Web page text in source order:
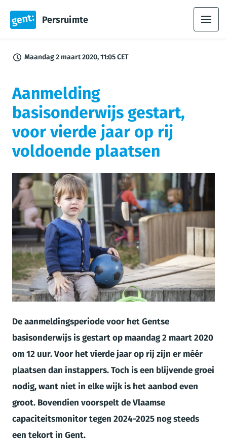
Persruimte
Maandag 2 maart 2020, 11:05 CET
Aanmelding
basisonderwijs gestart,
voor vierde jaar op rij
voldoende plaatsen
JPG
De aanmeldingsperiode voor het Gentse
basisonderwijs is gestart op maandag 2 maart 2020
om 12 uur. Voor het vierde jaar op rij zijn er méér
plaatsen dan instappers. Toch is een blijvende groei
nodig, want niet in elke wijk is het aanbod even
groot. Bovendien voorspelt de Vlaamse
capaciteitsmonitor tegen 2024-2025 nog steeds
een tekort in Gent.